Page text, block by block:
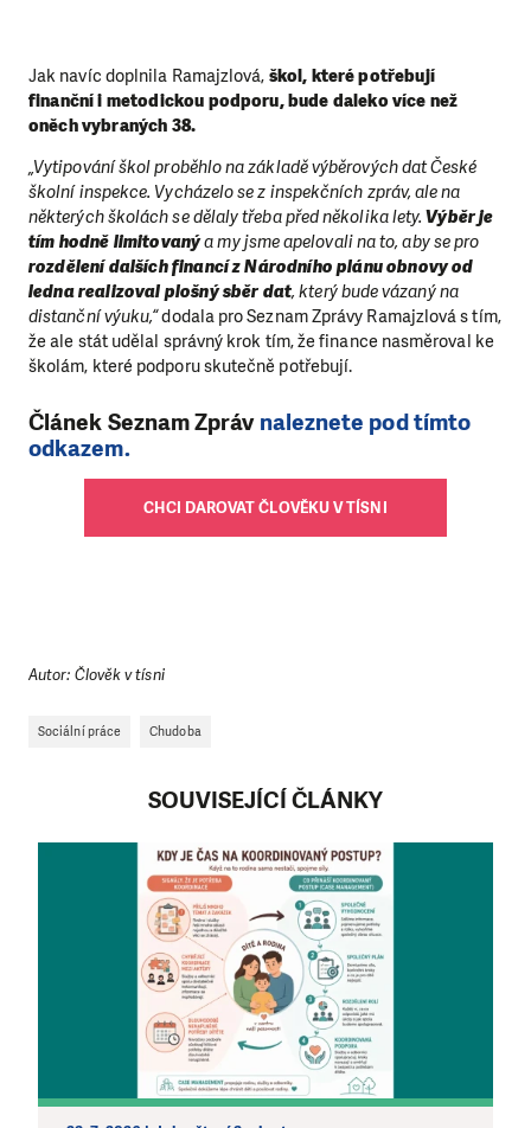
Jak navíc doplnila Ramajzlová, škol, které potřebují
finanční i metodickou podporu, bude daleko více než
oněch vybraných 38.
„Vytipování škol proběhlo na základě výběrových dat České
školní inspekce. Vycházelo se z inspekčních zpráv, ale na
některých školách se dělaly třeba před několika lety.Výběr je
tím hodně limitovanýa my jsme apelovali na to, aby se pro
rozdělení dalších financí z Národního plánu obnovy od
ledna realizoval plošný sběr dat, který bude vázaný na
distanční výuku,“dodala pro Seznam Zprávy Ramajzlová s tím,
že ale stát udělal správný krok tím, že finance nasměroval ke
školám, které podporu skutečně potřebují.
Článek Seznam Zpráv naleznete pod tímto
odkazem.
CHCI DAROVAT ČLOVĚKU V TÍSNI
Autor: Člověk v tísni
Sociální práce Chudoba
SOUVISEJÍCÍ ČLÁNKY
LÍBÍ SE VÁM, CO DĚLÁME?
PODPOŘTE NÁS!
Abychom mohli pomáhat smysluplně, neobejdeme se